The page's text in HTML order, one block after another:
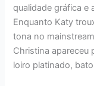
qualidade gráfica e
Enquanto Katy
tona no
Christina apareceu
loiro platinado,